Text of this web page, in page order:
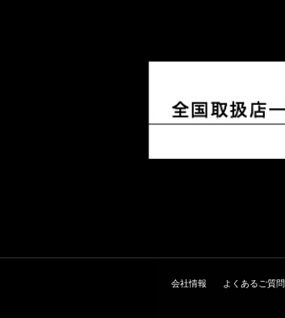
会社情報 よくあるご質問